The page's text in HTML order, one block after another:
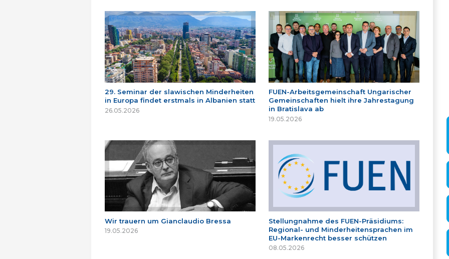
29. Seminar der slawischen Minderheiten
in Europa findet erstmals in Albanien statt
26.05.2026
FUEN-Arbeitsgemeinschaft Ungarischer
Gemeinschaften hielt ihre Jahrestagung
in Bratislava ab
19.05.2026
Wir trauern um Gianclaudio Bressa
19.05.2026
Stellungnahme des FUEN-Präsidiums:
Regional- und Minderheitensprachen im
EU-Markenrecht besser schützen
08.05.2026